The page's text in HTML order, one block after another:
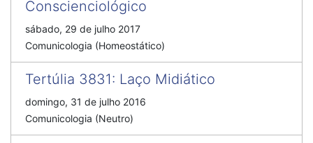
Conscienciológico
sábado, 29 de julho 2017
Comunicologia (Homeostático)
Tertúlia 3831: Laço Midiático
domingo, 31 de julho 2016
Comunicologia (Neutro)